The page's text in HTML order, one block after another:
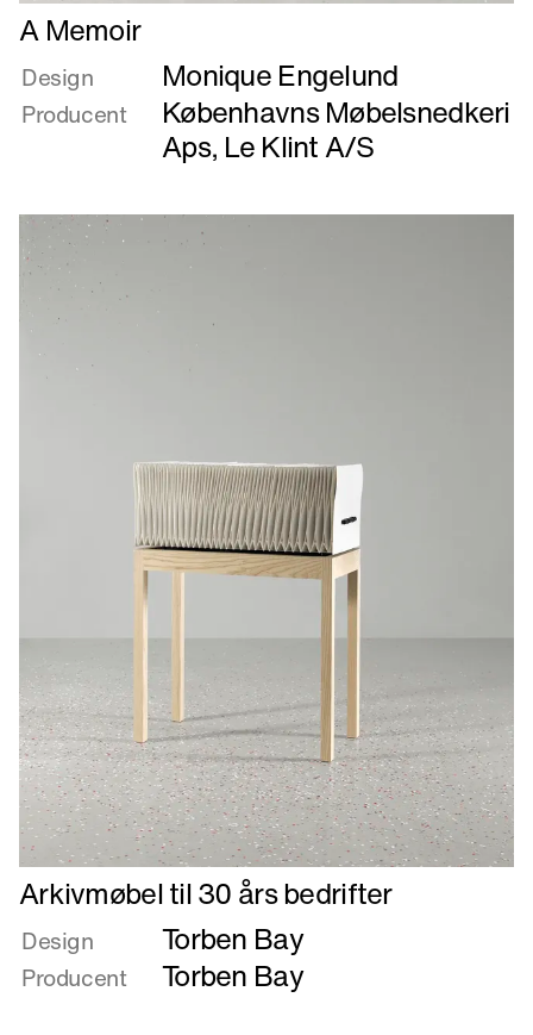
Læs
mere
om
A
Memoir
A Memoir
Design Monique Engelund
Producent
Københavns Møbelsnedkeri
Aps, Le Klint A/S
Læs
mere
om
Arkivmøbel
til
Arkivmøbel til 30 års bedrifter
Design Torben Bay
Producent Torben Bay